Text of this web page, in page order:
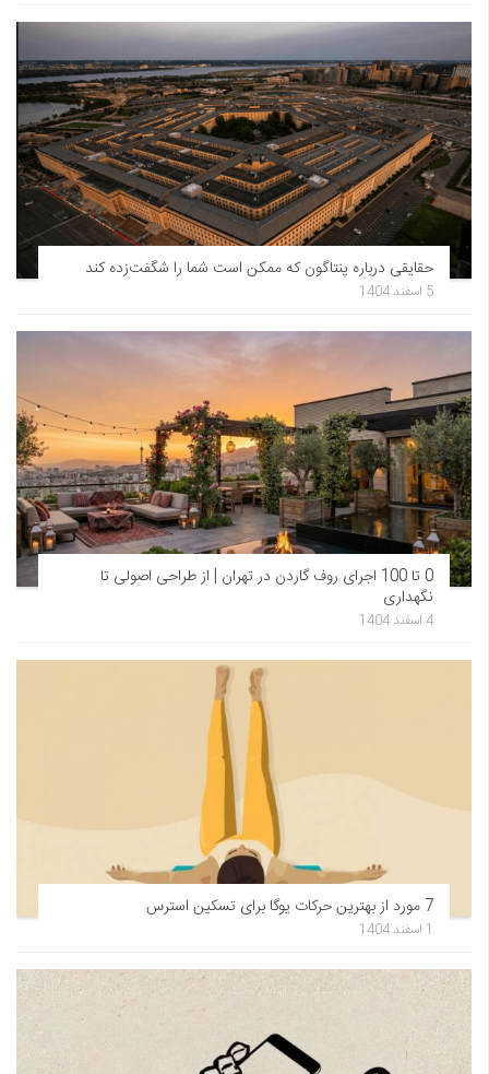
حقایقی درباره پنتاگون که ممکن است شما را شگفت‌زده کند
5 اسفند 1404
0 تا 100 اجرای روف گاردن در تهران | از طراحی اصولی تا
نگهداری
4 اسفند 1404
7 مورد از بهترین حرکات یوگا برای تسکین استرس
1 اسفند 1404